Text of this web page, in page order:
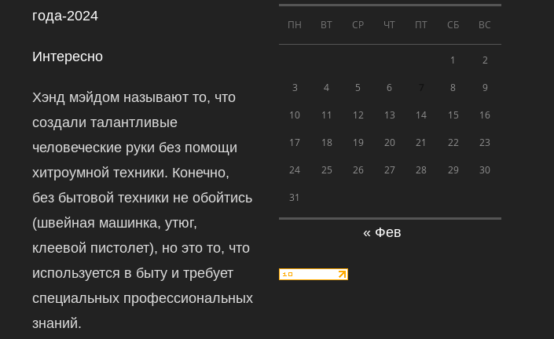
года-2024
Интересно
Хэнд мэйдом называют то, что
создали талантливые
человеческие руки без помощи
хитроумной техники. Конечно,
без бытовой техники не обойтись
(швейная машинка, утюг,
клеевой пистолет), но это то, что
используется в быту и требует
специальных профессиональных
знаний.
ПН ВТ СР ЧТ ПТ СБ ВС
1 2
3 4 5 6 8 9
10 11 12 13 14 15 16
17 18 19 20 21 22 23
24 25 26 27 28 29 30
31
« Фев